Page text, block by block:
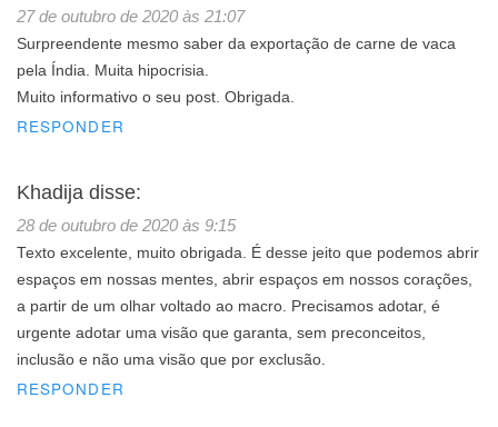
27 de outubro de 2020 às 21:07
Surpreendente mesmo saber da exportação de carne de vaca
pela Índia. Muita hipocrisia.
Muito informativo o seu post. Obrigada.
RESPONDER
Khadija disse:
28 de outubro de 2020 às 9:15
Texto excelente, muito obrigada. É desse jeito que podemos abrir
espaços em nossas mentes, abrir espaços em nossos corações,
a partir de um olhar voltado ao macro. Precisamos adotar, é
urgente adotar uma visão que garanta, sem preconceitos,
inclusão e não uma visão que por exclusão.
RESPONDER